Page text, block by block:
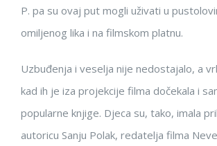
P. pa su ovaj put mogli uživati u
omiljenog lika i na filmskom platnu.
Uzbuđenja i veselja nije nedostajalo, a
kad ih je iza projekcije filma dočekala i
popularne knjige. Djeca su, tako, imala
autoricu Sanju Polak, redatelja filma